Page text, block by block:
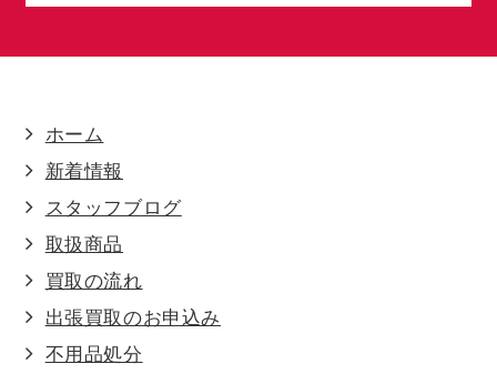
ホーム
新着情報
スタッフブログ
取扱商品
買取の流れ
出張買取のお申込み
不用品処分